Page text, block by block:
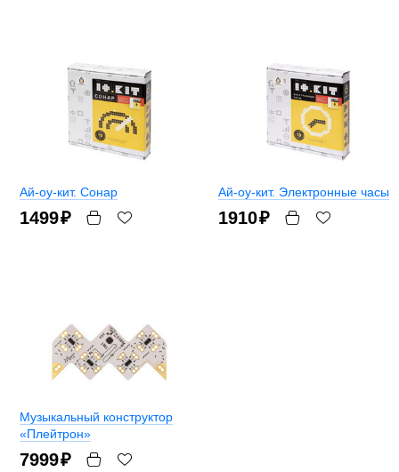
Ай-оу-кит. Сонар
1499₽
Ай-оу-кит. Электронные часы
1910₽
Музыкальный конструктор
«Плейтрон»
7999₽